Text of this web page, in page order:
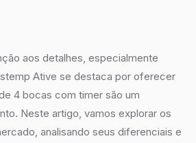
aos detalhes, especialmente
Ative se destaca por oferecer
4 bocas com timer são um
Neste artigo, vamos explorar os
analisando seus diferenciais e